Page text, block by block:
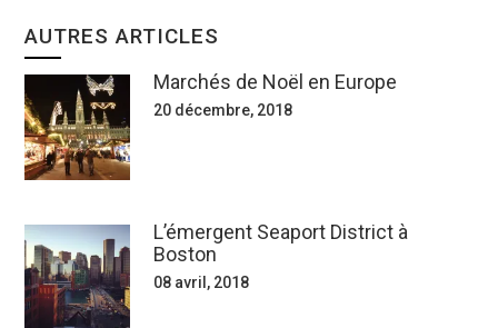
AUTRES ARTICLES
Marchés de Noël en Europe
20 décembre, 2018
L’émergent Seaport District à
Boston
08 avril, 2018